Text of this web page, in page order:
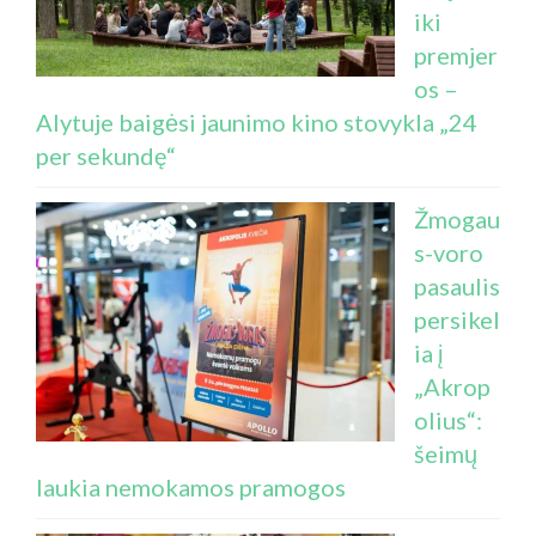
iki
premjer
os –
Alytuje baigėsi jaunimo kino stovykla „24
per sekundę“
Žmogau
s-voro
pasaulis
persikel
ia į
„Akrop
olius“:
šeimų
laukia nemokamos pramogos